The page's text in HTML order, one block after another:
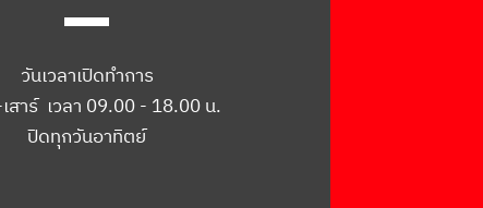
วันเวลาเปิดทำการ
สาร์ เวลา 09.00 - 18.00 น.
ปิดทุกวันอาทิตย์